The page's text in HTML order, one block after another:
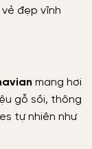
đẹp vĩnh
mang hơi
gỗ sồi, thông
tự nhiên như